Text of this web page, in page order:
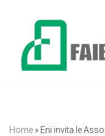
contenuto
Home » Eni invita le